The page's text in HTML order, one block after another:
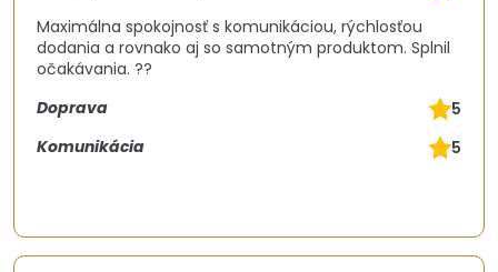
Maximálna spokojnosť s komunikáciou, rýchlosťou
dodania a rovnako aj so samotným produktom. Splnil
očakávania. ??
Doprava
5
Komunikácia
5